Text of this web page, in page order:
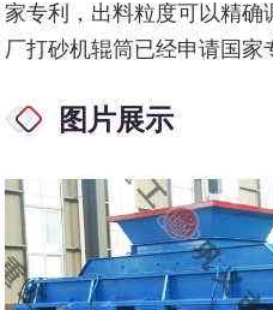
家专利，出料粒度可以精
厂打砂机辊筒已经申请国家
图片展示